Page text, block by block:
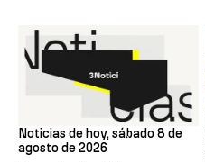
Noticias de hoy, sábado 8 de
agosto de 2026